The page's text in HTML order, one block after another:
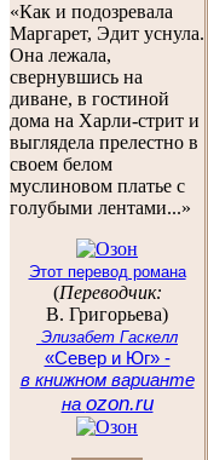
«Как и подозревала
Маргарет, Эдит уснула.
Она лежала,
свернувшись на
диване, в гостиной
дома на Харли-стрит и
выглядела прелестно в
своем белом
муслиновом платье с
голубыми лентами...»
Этот перевод романа
(Переводчик:
В. Григорьева)
Элизабет Гаскелл
«Север и Юг» -
в книжном варианте
на ozon.ru